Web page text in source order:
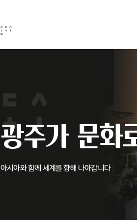
광주가 문화
아시아와 함께 세계를 향해 나아갑니다